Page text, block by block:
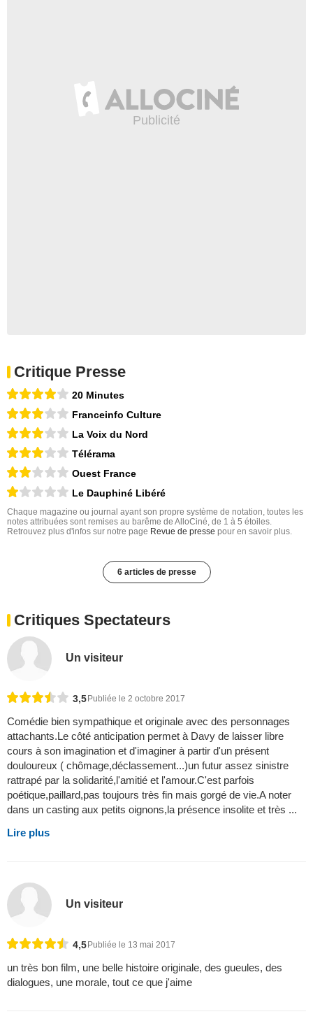
Critique Presse
20 Minutes
Franceinfo Culture
La Voix du Nord
Télérama
Ouest France
Le Dauphiné Libéré
Chaque magazine ou journal ayant son propre système de notation, toutes les
notes attribuées sont remises au barême de AlloCiné, de 1 à 5 étoiles.
Retrouvez plus d'infos sur notre page Revue de presse pour en savoir plus.
6 articles de presse
Critiques Spectateurs
Un visiteur
3,5 Publiée le 2 octobre 2017
Comédie bien sympathique et originale avec des personnages
attachants.Le côté anticipation permet à Davy de laisser libre
cours à son imagination et d'imaginer à partir d'un présent
douloureux ( chômage,déclassement...)un futur assez sinistre
rattrapé par la solidarité,l'amitié et l'amour.C'est parfois
poétique,paillard,pas toujours très fin mais gorgé de vie.A noter
dans un casting aux petits oignons,la présence insolite et très ...
Lire plus
Un visiteur
4,5 Publiée le 13 mai 2017
un très bon film, une belle histoire originale, des gueules, des
dialogues, une morale, tout ce que j'aime